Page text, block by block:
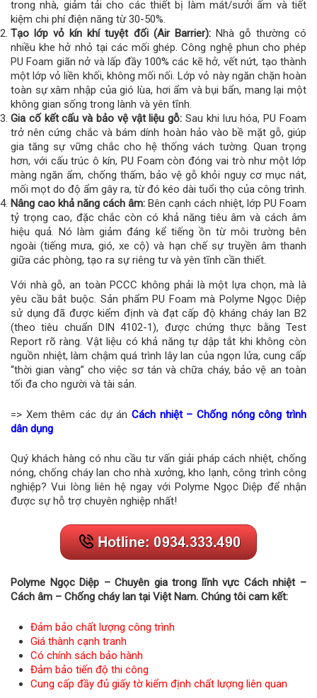
trong nhà, giảm tải cho các thiết bị làm mát/sưởi ấm và tiết
kiệm chi phí điện năng từ 30-50%.
Tạo lớp vỏ kín khí tuyệt đối (Air Barrier):Nhà gỗ thường có
nhiều khe hở nhỏ tại các mối ghép. Công nghệ phun cho phép
PU Foam giãn nở và lấp đầy 100% các kẽ hở, vết nứt, tạo thành
một lớp vỏ liền khối, không mối nối. Lớp vỏ này ngăn chặn hoàn
toàn sự xâm nhập của gió lùa, hơi ẩm và bụi bẩn, mang lại một
không gian sống trong lành và yên tĩnh.
Gia cố kết cấu và bảo vệ vật liệu gỗ: Sau khi lưu hóa, PU Foam
trở nên cứng chắc và bám dính hoàn hảo vào bề mặt gỗ, giúp
gia tăng sự vững chắc cho hệ thống vách tường. Quan trọng
hơn, với cấu trúc ô kín, PU Foam còn đóng vai trò như một lớp
màng ngăn ẩm, chống thấm, bảo vệ gỗ khỏi nguy cơ mục nát,
mối mọt do độ ẩm gây ra, từ đó kéo dài tuổi thọ của công trình.
Nâng cao khả năng cách âm: Bên cạnh cách nhiệt, lớp PU Foam
tỷ trọng cao, đặc chắc còn có khả năng tiêu âm và cách âm
hiệu quả. Nó làm giảm đáng kể tiếng ồn từ môi trường bên
ngoài (tiếng mưa, gió, xe cộ) và hạn chế sự truyền âm thanh
giữa các phòng, tạo ra sự riêng tư và yên tĩnh cần thiết.
Với nhà gỗ, an toàn PCCC không phải là một lựa chọn, mà là
yêu cầu bắt buộc. Sản phẩm PU Foam mà Polyme Ngọc Diệp
sử dụng đã được kiểm định và đạt cấp độ kháng cháy lan B2
(theo tiêu chuẩn DIN 4102-1), được chứng thực bằng Test
Report rõ ràng. Vật liệu có khả năng tự dập tắt khi không còn
nguồn nhiệt, làm chậm quá trình lây lan của ngọn lửa, cung cấp
“thời gian vàng” cho việc sơ tán và chữa cháy, bảo vệ an toàn
tối đa cho người và tài sản.
=> Xem thêm các dự án Cách nhiệt – Chống nóng công trình
dân dụng
Quý khách hàng có nhu cầu tư vấn giải pháp cách nhiệt, chống
nóng, chống cháy lan cho nhà xưởng, kho lạnh, công trình công
nghiệp? Vui lòng liên hệ ngay với Polyme Ngọc Diệp để nhận
được sự hỗ trợ chuyên nghiệp nhất!
Polyme Ngọc Diệp – Chuyên gia trong lĩnh vực Cách nhiệt –
Cách âm – Chống cháy lan tại Việt Nam. Chúng tôi cam kết:
Đảm bảo chất lượng công trình
Giá thành cạnh tranh
Có chính sách bảo hành
Đảm bảo tiến độ thi công
Cung cấp đầy đủ giấy tờ kiểm định chất lượng liên quan